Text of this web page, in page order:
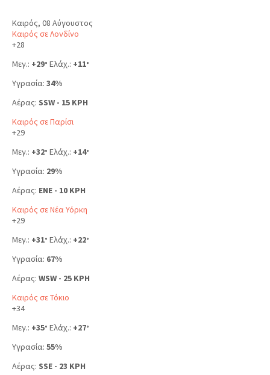
Καιρός, 08 Αύγουστος
Καιρός σε Λονδίνο
+28
Μεγ.: +29° Ελάχ.: +11°
Υγρασία: 34%
Αέρας: SSW - 15 KPH
Καιρός σε Παρίσι
+29
Μεγ.: +32° Ελάχ.: +14°
Υγρασία: 29%
Αέρας: ENE - 10 KPH
Καιρός σε Νέα Υόρκη
+29
Μεγ.: +31° Ελάχ.: +22°
Υγρασία: 67%
Αέρας: WSW - 25 KPH
Καιρός σε Τόκιο
+34
Μεγ.: +35° Ελάχ.: +27°
Υγρασία: 55%
Αέρας: SSE - 23 KPH